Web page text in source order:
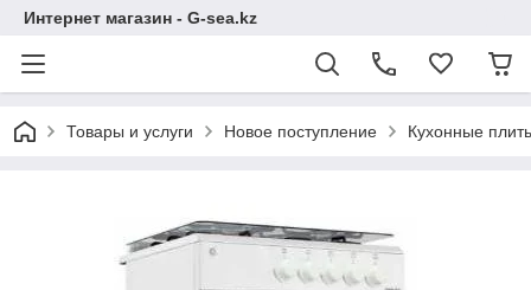
Интернет магазин - G-sea.kz
Товары и услуги Новое поступление Кухонные